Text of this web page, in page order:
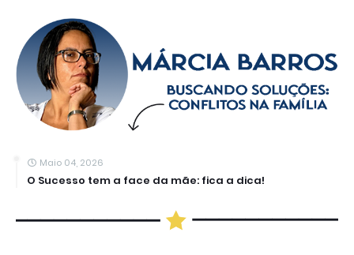
Maio 04, 2026
O Sucesso tem a face da mãe: fica a dica!